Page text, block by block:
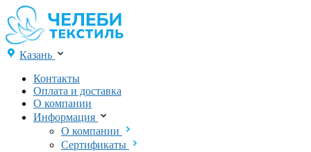
Казань
Контакты
Оплата и доставка
О компании
Информация
О компании
Сертификаты